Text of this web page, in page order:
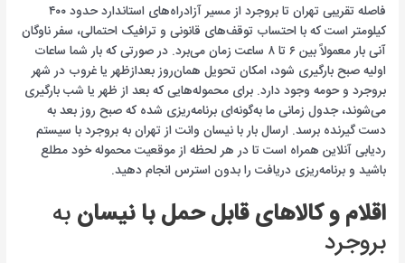
فاصله تقریبی تهران تا بروجرد از مسیر آزادراه‌های استاندارد حدود ۴۰۰
کیلومتر است که با احتساب توقف‌های قانونی و ترافیک احتمالی، سفر ناوگان
آنی بار معمولاً بین ۶ تا ۸ ساعت زمان می‌برد. در صورتی که بار شما ساعات
اولیه صبح بارگیری شود، امکان تحویل همان‌روز بعدازظهر یا غروب در شهر
بروجرد و حومه وجود دارد. برای محموله‌هایی که بعد از ظهر یا شب بارگیری
می‌شوند، جدول زمانی ما به‌گونه‌ای برنامه‌ریزی شده که صبح روز بعد به
دست گیرنده برسد. ارسال بار با نیسان وانت از تهران به بروجرد با سیستم
ردیابی آنلاین همراه است تا در هر لحظه از موقعیت محموله خود مطلع
باشید و برنامه‌ریزی دریافت را بدون استرس انجام دهید.
اقلام و کالاهای قابل حمل با نیسانبه
بروجرد